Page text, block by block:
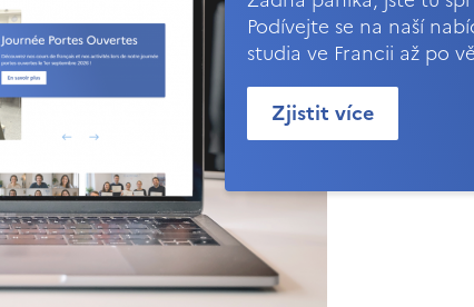
Podívejte se na naší
studia ve Francii až po
Zjistit více